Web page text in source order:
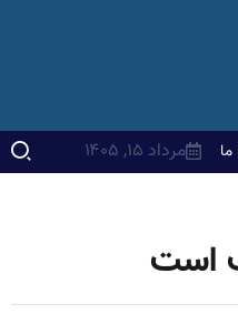
ما مرداد ۱۵, ۱۴۰۵
است